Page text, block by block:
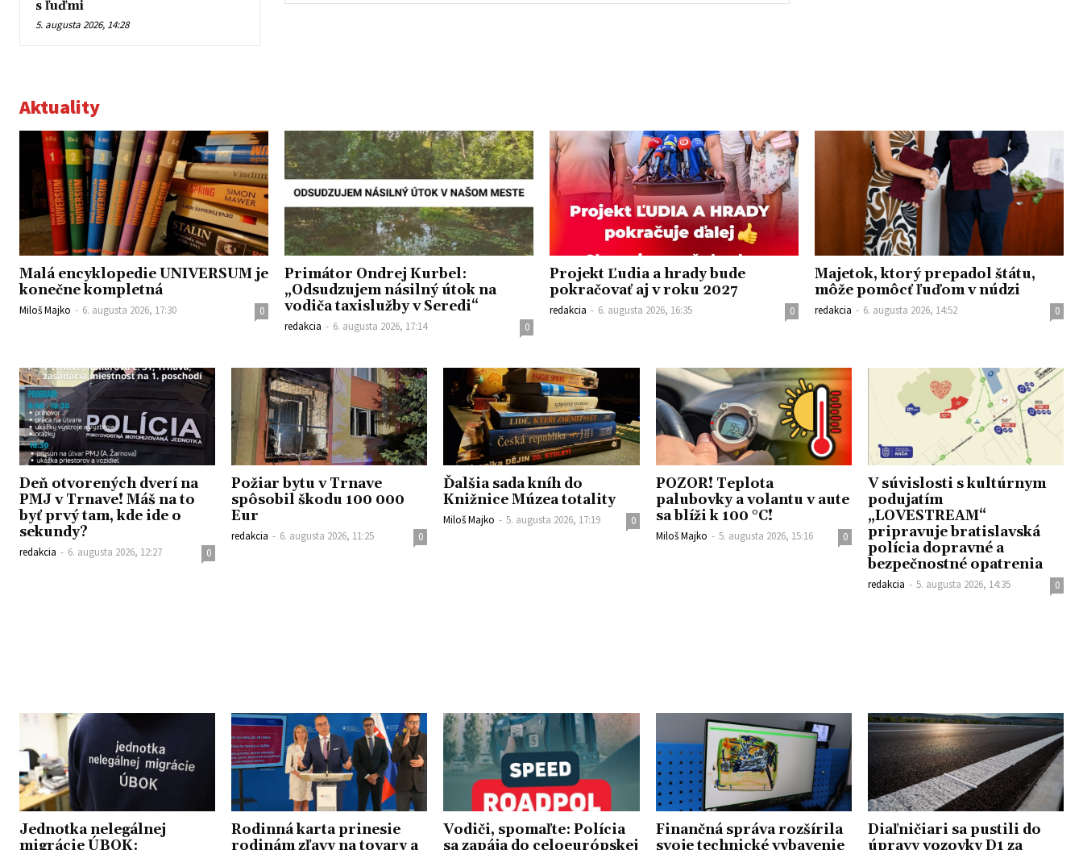
s ľuďmi
5. augusta 2026, 14:28
Aktuality
Malá encyklopedie UNIVERSUM je
konečne kompletná
Miloš Majko - 6. augusta 2026, 17:30 0
Primátor Ondrej Kurbel:
„Odsudzujem násilný útok na
vodiča taxislužby v Seredi“
redakcia - 6. augusta 2026, 17:14 0
Projekt Ľudia a hrady bude
pokračovať aj v roku 2027
redakcia - 6. augusta 2026, 16:35 0
Majetok, ktorý prepadol štátu,
môže pomôcť ľuďom v núdzi
redakcia - 6. augusta 2026, 14:52 0
Deň otvorených dverí na
PMJ v Trnave! Máš na to
byť prvý tam, kde ide o
sekundy?
redakcia - 6. augusta 2026, 12:27 0
Požiar bytu v Trnave
spôsobil škodu 100 000
Eur
redakcia - 6. augusta 2026, 11:25 0
Ďalšia sada kníh do
Knižnice Múzea totality
Miloš Majko - 5. augusta 2026, 17:19 0
POZOR! Teplota
palubovky a volantu v aute
sa blíži k 100 °C!
Miloš Majko - 5. augusta 2026, 15:16 0
V súvislosti s kultúrnym
podujatím
„LOVESTREAM“
pripravuje bratislavská
polícia dopravné a
bezpečnostné opatrenia
redakcia - 5. augusta 2026, 14:35 0
Jednotka nelegálnej
migrácie ÚBOK:
Rodinná karta prinesie
rodinám zľavy na tovary a
Vodiči, spomaľte: Polícia
sa zapája do celoeurópskej
Finančná správa rozšírila
svoje technické vybavenie
Diaľničiari sa pustili do
úpravy vozovky D1 za